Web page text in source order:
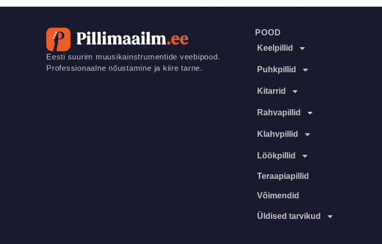
Eesti suurim muusikainstrumentide veebipood.
Professionaalne nõustamine ja kiire tarne.
POOD
Keelpillid
Puhkpillid
Kitarrid
Rahvapillid
Klahvpillid
Löökpillid
Teraapiapillid
Võimendid
Üldised tarvikud